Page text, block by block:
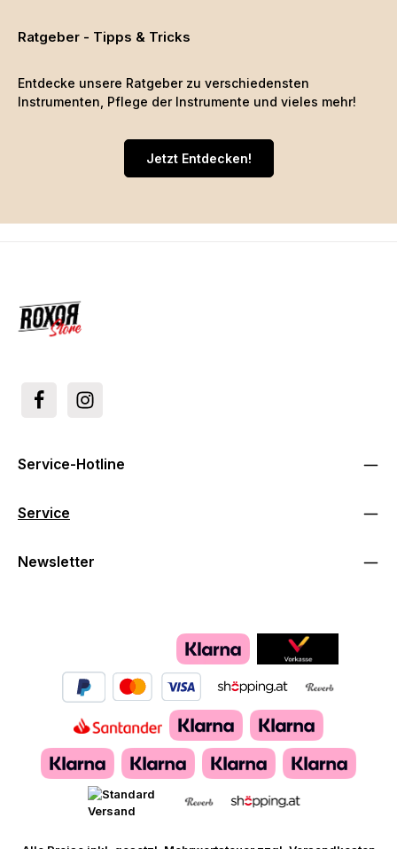
Ratgeber - Tipps & Tricks
Entdecke unsere Ratgeber zu verschiedensten
Instrumenten, Pflege der Instrumente und vieles mehr!
Jetzt Entdecken!
Service-Hotline
Service
Newsletter